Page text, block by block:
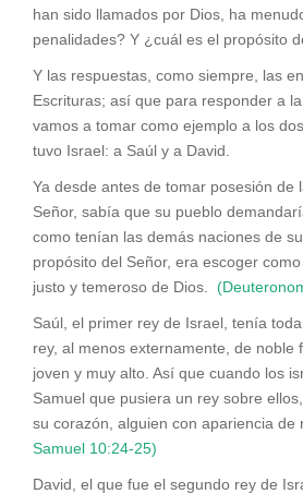
han sido llamados por Dios, ha
penalidades? Y ¿cuál es el propósito
Y las respuestas, como siempre, las
Escrituras; así que para responder a
vamos a tomar como ejemplo a los
tuvo Israel: a Saúl y a David.
Ya desde antes de tomar posesión de
Señor, sabía que su pueblo
como tenían las demás naciones de
propósito del Señor, era escoger
justo y temeroso de Dios.
Saúl, el primer rey de Israel, tenía
rey, al menos externamente, de noble
joven y muy alto. Así que cuando los
Samuel que pusiera un rey sobre
su corazón, alguien con apariencia de
Samuel 10:24-25)
David, el que fue el segundo rey de